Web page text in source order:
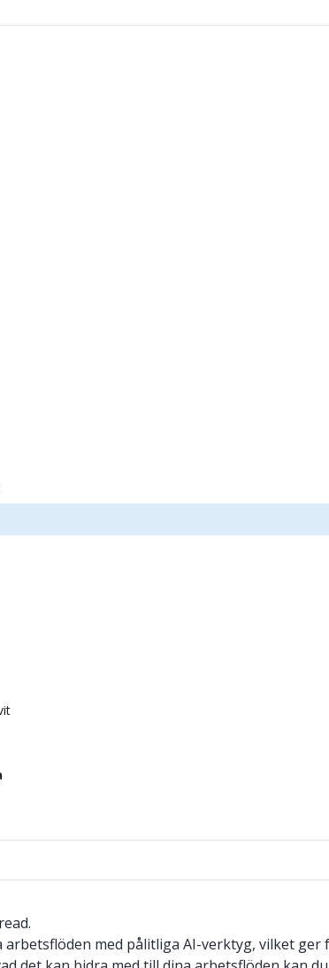
med pålitliga AI-verktyg, vilket